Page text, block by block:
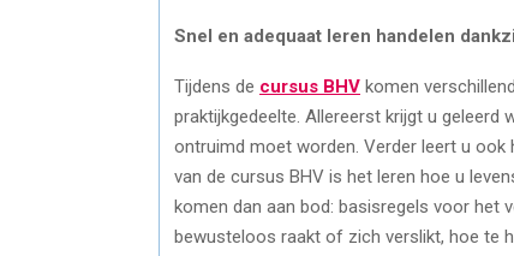
Snel en adequaat leren handelen
Tijdens de cursus BHV komen
praktijkgedeelte. Allereerst krijgt u
ontruimd moet worden. Verder leert u ook
van de cursus BHV is het leren hoe u
komen dan aan bod: basisregels voor het
bewusteloos raakt of zich verslikt, hoe te